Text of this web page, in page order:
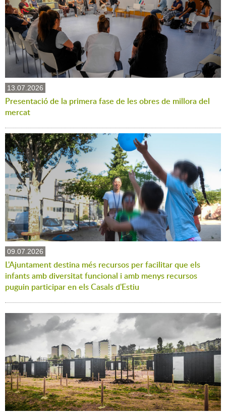
13.07.2026
Presentació de la primera fase de les obres de millora del
mercat
09.07.2026
L'Ajuntament destina més recursos per facilitar que els
infants amb diversitat funcional i amb menys recursos
puguin participar en els Casals d'Estiu